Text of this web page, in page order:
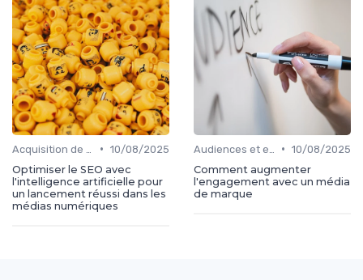
• 10/08/2025
Optimiser le SEO avec
l'intelligence artificielle pour
un lancement réussi dans les
médias numériques
• 10/08/2025
Comment augmenter
l'engagement avec un média
de marque